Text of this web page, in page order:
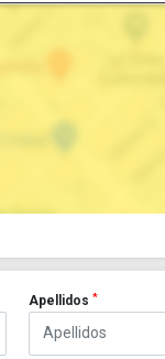
Apellidos *